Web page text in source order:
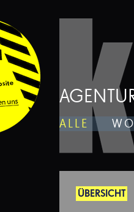
ALLE
ÜBERSICHT